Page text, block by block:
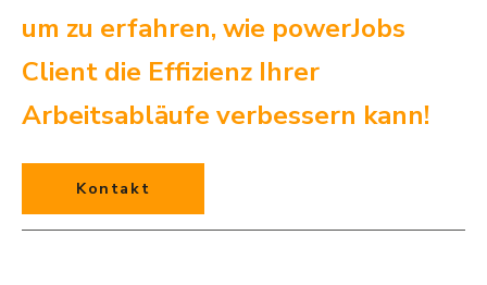
um zu erfahren, wie powerJobs
Client die Effizienz Ihrer
Arbeitsabläufe verbessern kann!
Kontakt